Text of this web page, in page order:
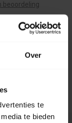
Over
te
te bieden
beoordeling